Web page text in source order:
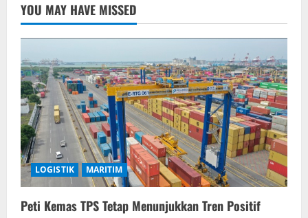
YOU MAY HAVE MISSED
LOGISTIK MARITIM
Peti Kemas TPS Tetap Menunjukkan Tren Positif